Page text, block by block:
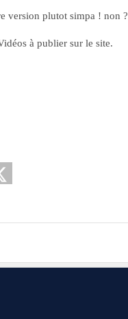
version plutot simpa ! non ?
à publier sur le site.